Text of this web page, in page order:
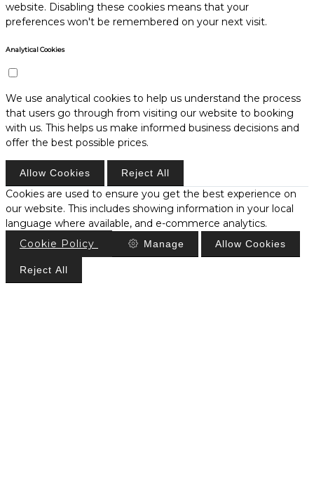
website. Disabling these cookies means that your
preferences won't be remembered on your next visit.
Analytical Cookies
We use analytical cookies to help us understand the process
that users go through from visiting our website to booking
with us. This helps us make informed business decisions and
offer the best possible prices.
Allow Cookies Reject All
Cookies are used to ensure you get the best experience on
our website. This includes showing information in your local
language where available, and e-commerce analytics.
Cookie Policy
Manage Allow Cookies
Reject All